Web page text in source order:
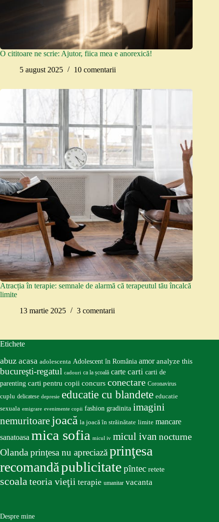
O cititoare ne scrie: Ajutor, fiica mea e anorexică!
5 august 2025
10 comentarii
Atracția în terapie: semnale de alarmă că terapeutul tău încalcă
limite
13 martie 2025
3 comentarii
Etichete
abuz acasa adolescenta Adolescent în România amor analyze this
bucureşti-regatul cadouri ca la școală carte carti carti de
parenting carti pentru copii concurs conectare Coronavirus
cuplu delicatese depresie educatie cu blandete educatie
sexuala emigrare evenimente copii fashion gradinita imagini
nemuritoare joacă la joacă în străinătate limite mancare
sanatoasa mica sofia micul iv micul ivan nocturne
Olandaprinţesa nu apreciazăprinţesa
recomandăpublicitate pîntec retete
scoalateoria vieţii terapie umanitar vacanta
Despre mine